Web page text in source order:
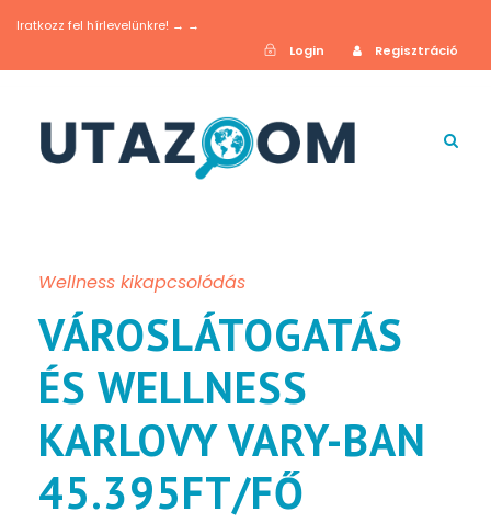
Iratkozz fel hírlevelünkre! → →
Login
Regisztráció
Wellness kikapcsolódás
VÁROSLÁTOGATÁS
ÉS WELLNESS
KARLOVY VARY-BAN
45.395FT/FŐ